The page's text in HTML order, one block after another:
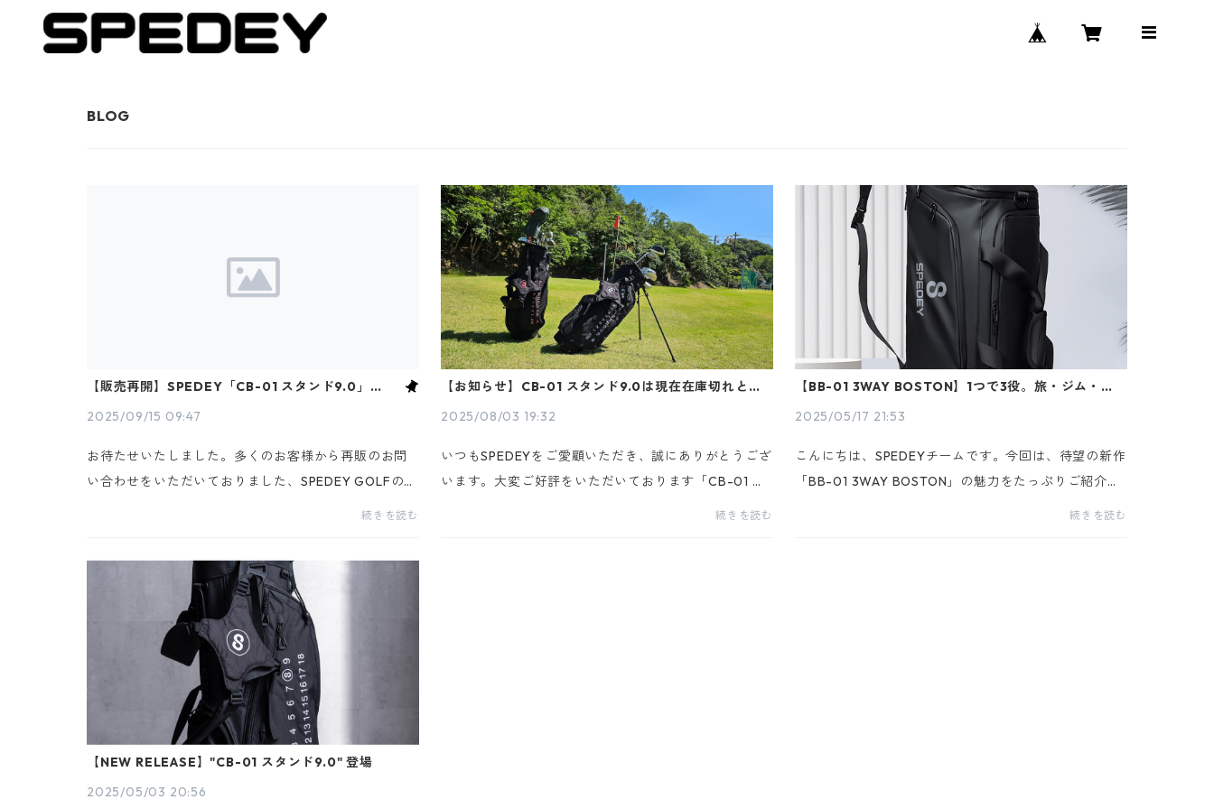
【販売再開】SPEDEY「CB-01 スタンド9.0」つい
2025/09/15 09:47
お待たせいたしました。多くのお客様から再販のお問
い合わせをいただいておりました、SPEDEY GOLFの人
気キャディバッグ**「CB-01 スタンド9.0」**が、つ
売とな...
続きを読む
【お知らせ】CB-01 スタンド9.0は現在在庫切れとな
2025/08/03 19:32
いつもSPEDEYをご愛顧いただき、誠にありがとうござ
います。大変ご好評をいただいております「CB-01 ス
タンド9.0」につきまして、現在全カラー・全在庫が完
続きを読む
【BB-01 3WAY BOSTON】1つで3役。旅・ジム・ゴ
2025/05/17 21:53
こんにちは、SPEDEYチームです。今回は、待望の新作
「BB-01 3WAY BOSTON」の魅力をたっぷりご紹介し
ます！✔ “これひとつでOK”な3WAYスタイルBB-01最
続きを読む
【NEW RELEASE】"CB-01 スタンド9.0" 登場
2025/05/03 20:56